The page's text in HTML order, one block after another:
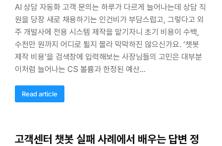
AI 상담 자동화 고객 문의는 하루가 다르게 늘어나는데 상담 직
원을 당장 새로 채용하기는 인건비가 부담스럽고, 그렇다고 외
주 개발사에 전용 시스템 제작을 맡기자니 초기 비용이 수백,
수천만 원까지 어디로 튈지 몰라 막막하진 않으신가요. ‘챗봇
제작 비용’을 검색창에 입력해보는 사장님들의 고민은 대부분
이처럼 늘어나는 CS 볼륨과 한정된 예산…
Read article
고객센터 챗봇 실패 사례에서 배우는 답변 정